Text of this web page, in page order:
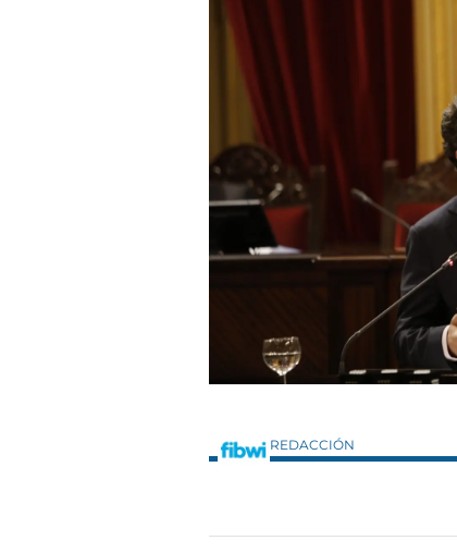
REDACCIÓN